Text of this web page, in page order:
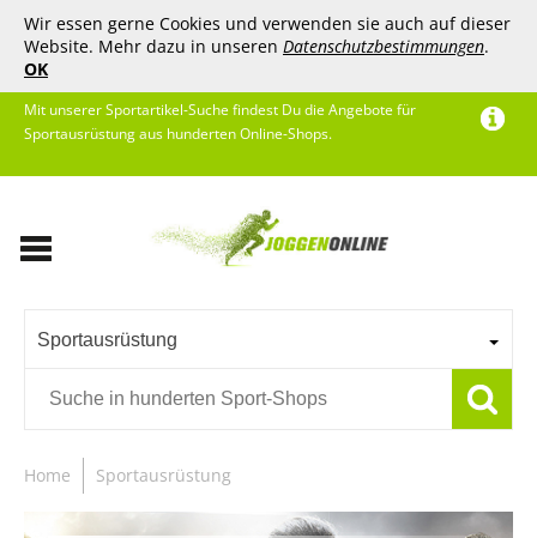
Wir essen gerne Cookies und verwenden sie auch auf dieser
Website. Mehr dazu in unseren Datenschutzbestimmungen.
OK
Mit unserer Sportartikel-Suche findest Du die Angebote für
Sportausrüstung aus hunderten Online-Shops.
Sportausrüstung
Home Sportausrüstung